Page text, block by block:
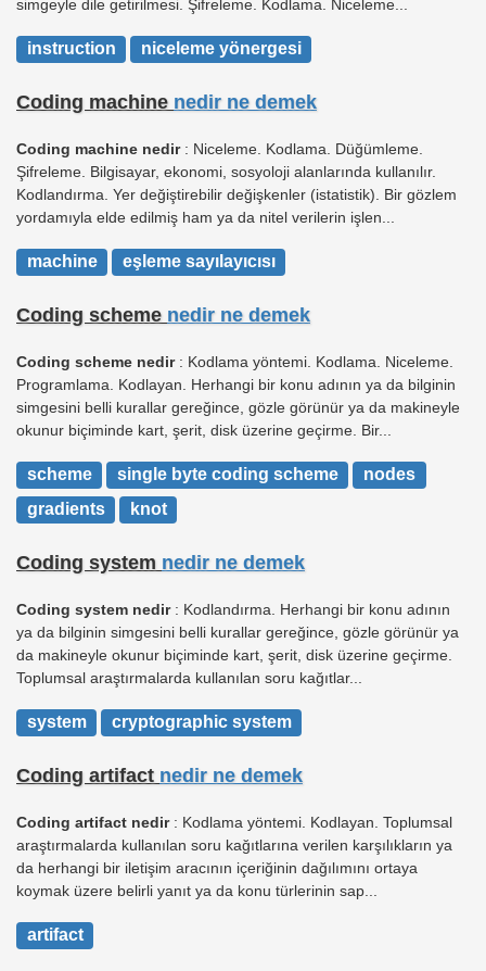
simgeyle dile getirilmesi. Şifreleme. Kodlama. Niceleme...
instruction niceleme yönergesi
Coding machine nedir ne demek
Coding machine nedir: Niceleme. Kodlama. Düğümleme.
Şifreleme. Bilgisayar, ekonomi, sosyoloji alanlarında kullanılır.
Kodlandırma. Yer değiştirebilir değişkenler (istatistik). Bir gözlem
yordamıyla elde edilmiş ham ya da nitel verilerin işlen...
machine eşleme sayılayıcısı
Coding scheme nedir ne demek
Coding scheme nedir: Kodlama yöntemi. Kodlama. Niceleme.
Programlama. Kodlayan. Herhangi bir konu adının ya da bilginin
simgesini belli kurallar gereğince, gözle görünür ya da makineyle
okunur biçiminde kart, şerit, disk üzerine geçirme. Bir...
scheme single byte coding scheme
nodes
gradients
knot
Coding system nedir ne demek
Coding system nedir: Kodlandırma. Herhangi bir konu adının
ya da bilginin simgesini belli kurallar gereğince, gözle görünür ya
da makineyle okunur biçiminde kart, şerit, disk üzerine geçirme.
Toplumsal araştırmalarda kullanılan soru kağıtlar...
system cryptographic system
Coding artifact nedir ne demek
Coding artifact nedir: Kodlama yöntemi. Kodlayan. Toplumsal
araştırmalarda kullanılan soru kağıtlarına verilen karşılıkların ya
da herhangi bir iletişim aracının içeriğinin dağılımını ortaya
koymak üzere belirli yanıt ya da konu türlerinin sap...
artifact